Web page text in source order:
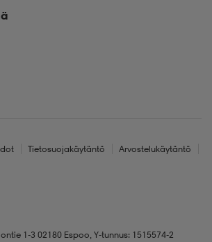
Tietosuojakäytäntö
Arvostelukäytäntö
1-3 02180 Espoo, Y-tunnus: 1515574-2